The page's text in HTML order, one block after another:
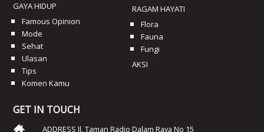
GAYA HIDUP
Famous Opinion
Mode
Sehat
Ulasan
Tips
Komen Kamu
RAGAM HAYATI
Flora
Fauna
Fungi
AKSI
GET IN TOUCH
ADDRESS Jl. Taman Radio Dalam Raya No 15